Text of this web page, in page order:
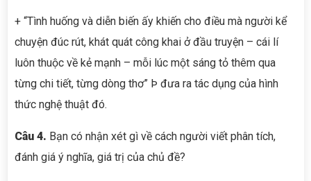
+ “Tình huống và diễn biến ấy khiến cho điều mà người kể
chuyện đúc rút, khát quát công khai ở đầu truyện – cái lí
luôn thuộc về kẻ mạnh – mỗi lúc một sáng tỏ thêm qua
từng chi tiết, từng dòng thơ” Þ đưa ra tác dụng của hình
thức nghệ thuật đó.
Câu 4. Bạn có nhận xét gì về cách người viết phân tích,
đánh giá ý nghĩa, giá trị của chủ đề?